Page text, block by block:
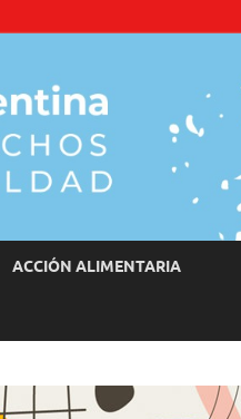
ACCIÓN ALIMENTARIA